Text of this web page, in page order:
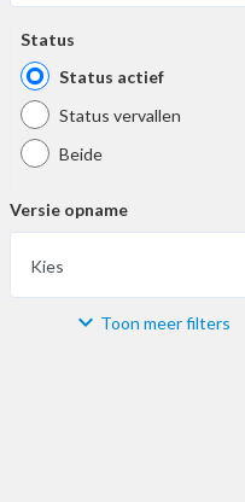
Status
Status actief
Status vervallen
Beide
Versie opname
Kies
Materiaal Toon meer filters